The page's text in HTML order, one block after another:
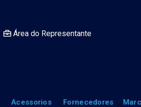
Área do Representante
Acessorios Fornecedores